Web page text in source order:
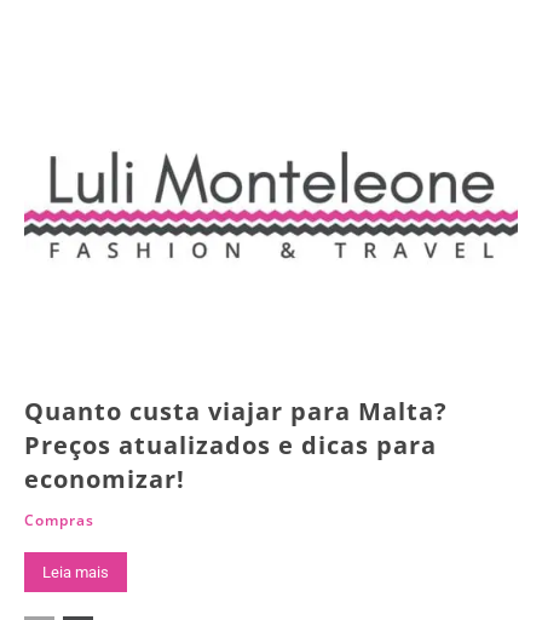
Quanto custa viajar para Malta?
Preços atualizados e dicas para
economizar!
Compras
Leia mais